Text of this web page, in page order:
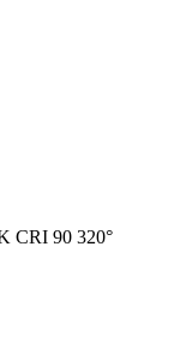
CRI 90 320°